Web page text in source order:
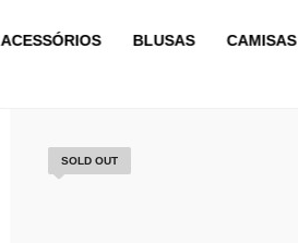
ACESSÓRIOS BLUSAS CAMISAS
SOLD OUT